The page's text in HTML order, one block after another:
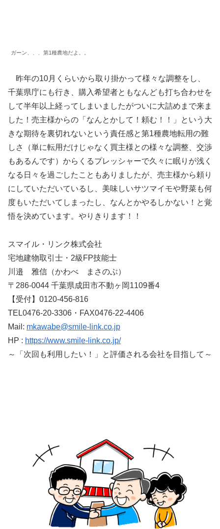
ガーン、、、第1種農地だよ。。
昨年の10月くらいから取り掛かって様々な調整をし、
千葉県庁にも行き、購入希望者ともなんども打ち合わせを
して半年以上経ってしまいましたがついに大詰めまで来ま
した！売主様からの「なんとかして！頼む！！」という大
きな期待を裏切れないという責任感と第1種農地転用の難
しさ（単に転用だけじゃなく買主様との様々な調整、交渉
もあるんです）からくるプレッシャーで久々に眠りが浅く
なる日々を過ごしたこともありましたが、売主様から頼り
にしていただいているし、美味しいサツマイモや野菜も何
度もいただいてしまったし、なんとかやるしかない！と覚
悟を決めています。やりきります！！
スマイル・リンク株式会社
宅地建物取引士・2級FP技能士
川邉 雅信（かわべ まさのぶ）
〒286-0044 千葉県成田市不動ヶ岡1109番4
【受付】0120-456-816
TEL0476-20-3306・FAX0476-22-4406
Mail: mkawabe@smile-link.co.jp
HP : https://www.smile-link.co.jp/
～「次回も利用したい！」と評価される会社を目指して～